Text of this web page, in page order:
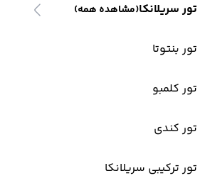
تور سریلانکا(مشاهده همه)
تور بنتوتا
تور کلمبو
تور کندی
تور ترکیبی سریلانکا